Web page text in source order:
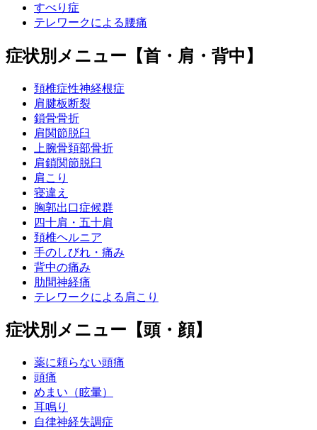
すべり症
テレワークによる腰痛
症状別メニュー【首・肩・背中】
頚椎症性神経根症
肩腱板断裂
鎖骨骨折
肩関節脱臼
上腕骨頚部骨折
肩鎖関節脱臼
肩こり
寝違え
胸郭出口症候群
四十肩・五十肩
頚椎ヘルニア
手のしびれ・痛み
背中の痛み
肋間神経痛
テレワークによる肩こり
症状別メニュー【頭・顔】
薬に頼らない頭痛
頭痛
めまい（眩暈）
耳鳴り
自律神経失調症